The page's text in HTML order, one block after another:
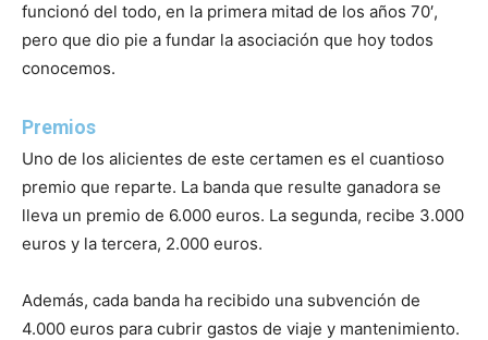
funcionó del todo, en la primera mitad de los años 70′,
pero que dio pie a fundar la asociación que hoy todos
conocemos.
Premios
Uno de los alicientes de este certamen es el cuantioso
premio que reparte. La banda que resulte ganadora se
lleva un premio de 6.000 euros. La segunda, recibe 3.000
euros y la tercera, 2.000 euros.
Además, cada banda ha recibido una subvención de
4.000 euros para cubrir gastos de viaje y mantenimiento.